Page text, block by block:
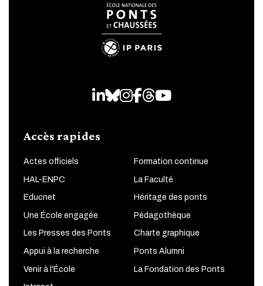
LinkedIn
Bluesky
Instagram
Facebook
Threads
Youtube
Accès rapides
Actes officiels Formation continue
HAL-ENPC La Faculté
Educnet Héritage des ponts
Une École engagée Pédagothèque
Les Presses des Ponts Charte graphique
Appui à la recherche Ponts Alumni
Venir à l'École La Fondation des Ponts